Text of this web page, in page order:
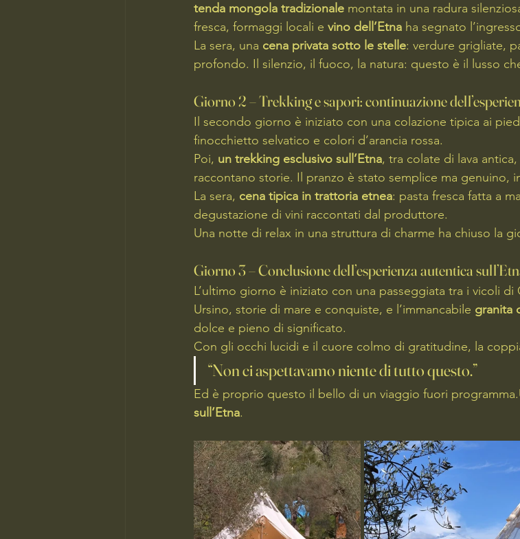
tenda mongola tradizionale montata in una radura
fresca, formaggi locali e vino dell’Etna ha segnato
La sera, una cena privata sotto le stelle: verdure grigliate,
profondo. Il silenzio, il fuoco, la natura: questo è il lusso
Giorno 2 – Trekking e sapori: continuazione
Il secondo giorno è iniziato con una colazione tipica ai
finocchietto selvatico e colori d’arancia rossa.
Poi, un trekking esclusivo sull’Etna, tra colate di lava
raccontano storie. Il pranzo è stato semplice ma genuino,
La sera, cena tipica in trattoria etnea: pasta fresca fatta a
degustazione di vini raccontati dal produttore.
Una notte di relax in una struttura di charme ha chiuso la
Giorno 3 – Conclusione dell’esperienza autentica
L’ultimo giorno è iniziato con una passeggiata tra i vicoli di
Ursino, storie di mare e conquiste, e l’immancabile granita
dolce e pieno di significato.
Con gli occhi lucidi e il cuore colmo di gratitudine, la
“Non ci aspettavamo niente di tutto questo.”
Ed è proprio questo il bello di un viaggio fuori
sull’Etna.